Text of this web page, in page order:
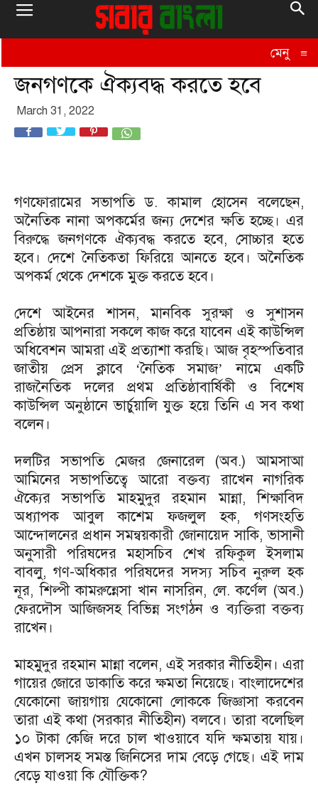
মেনু ≡
জনগণকে ঐক্যবদ্ধ করতে হবে
March 31, 2022
গণফোরামের সভাপতি ড. কামাল হোসেন বলেছেন,
অনৈতিক নানা অপকর্মের জন্য দেশের ক্ষতি হচ্ছে। এর
বিরুদ্ধে জনগণকে ঐক্যবদ্ধ করতে হবে, সোচ্চার হতে
হবে। দেশে নৈতিকতা ফিরিয়ে আনতে হবে। অনৈতিক
অপকর্ম থেকে দেশকে মুক্ত করতে হবে।
দেশে আইনের শাসন, মানবিক সুরক্ষা ও সুশাসন
প্রতিষ্ঠায় আপনারা সকলে কাজ করে যাবেন এই কাউন্সিল
অধিবেশন আমরা এই প্রত্যাশা করছি। আজ বৃহস্পতিবার
জাতীয় প্রেস ক্লাবে ‘নৈতিক সমাজ’ নামে একটি
রাজনৈতিক দলের প্রথম প্রতিষ্ঠাবার্ষিকী ও বিশেষ
কাউন্সিল অনুষ্ঠানে ভার্চুয়ালি যুক্ত হয়ে তিনি এ সব কথা
বলেন।
দলটির সভাপতি মেজর জেনারেল (অব.) আমসাআ
আমিনের সভাপতিত্বে আরো বক্তব্য রাখেন নাগরিক
ঐক্যের সভাপতি মাহমুদুর রহমান মান্না, শিক্ষাবিদ
অধ্যাপক আবুল কাশেম ফজলুল হক, গণসংহতি
আন্দোলনের প্রধান সমন্বয়কারী জোনায়েদ সাকি, ভাসানী
অনুসারী পরিষদের মহাসচিব শেখ রফিকুল ইসলাম
বাবলু, গণ-অধিকার পরিষদের সদস্য সচিব নুরুল হক
নূর, শিল্পী কামরুন্নেসা খান নাসরিন, লে. কর্ণেল (অব.)
ফেরদৌস আজিজসহ বিভিন্ন সংগঠন ও ব্যক্তিরা বক্তব্য
রাখেন।
মাহমুদুর রহমান মান্না বলেন, এই সরকার নীতিহীন। এরা
গায়ের জোরে ডাকাতি করে ক্ষমতা নিয়েছে। বাংলাদেশের
যেকোনো জায়গায় যেকোনো লোককে জিজ্ঞাসা করবেন
তারা এই কথা (সরকার নীতিহীন) বলবে। তারা বলেছিল
১০ টাকা কেজি দরে চাল খাওয়াবে যদি ক্ষমতায় যায়।
এখন চালসহ সমস্ত জিনিসের দাম বেড়ে গেছে। এই দাম
বেড়ে যাওয়া কি যৌক্তিক?